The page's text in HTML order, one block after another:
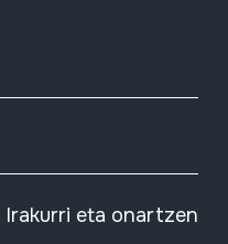
Irakurri eta onartzen